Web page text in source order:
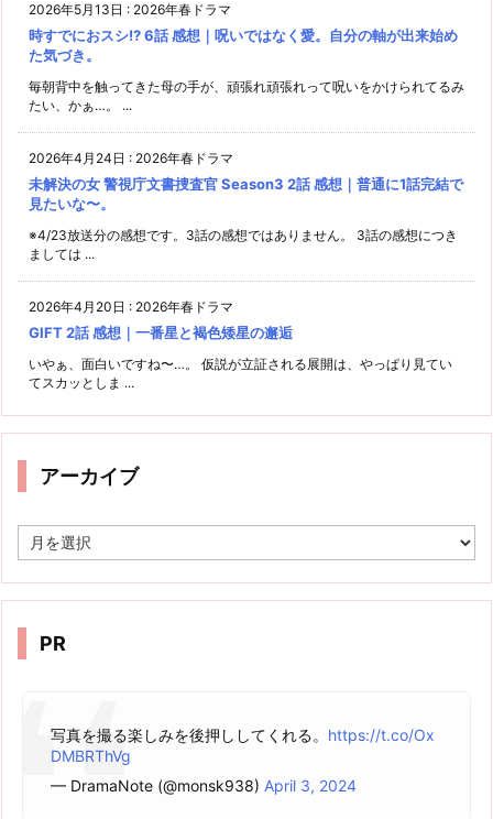
2026年5月13日 : 2026年春ドラマ
時すでにおスシ!? 6話 感想｜呪いではなく愛。自分の軸が出来始め
た気づき。
毎朝背中を触ってきた母の手が、頑張れ頑張れって呪いをかけられてるみ
たい、かぁ…。 ...
2026年4月24日 : 2026年春ドラマ
未解決の女 警視庁文書捜査官 Season3 2話 感想｜普通に1話完結で
見たいな〜。
※4/23放送分の感想です。3話の感想ではありません。 3話の感想につき
ましては ...
2026年4月20日 : 2026年春ドラマ
GIFT 2話 感想｜一番星と褐色矮星の邂逅
いやぁ、面白いですね〜…。 仮説が立証される展開は、やっぱり見てい
てスカッとしま ...
アーカイブ
ー
イ
PR
写真を撮る楽しみを後押ししてくれる。 https://t.co/Ox
DMBRThVg
— DramaNote (@monsk938) April 3, 2024